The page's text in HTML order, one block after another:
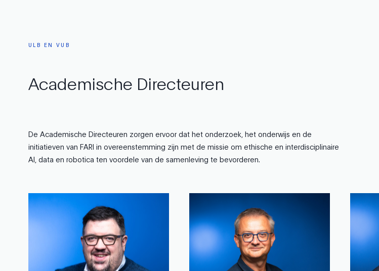
Academische Directeuren
ULB EN VUB
De Academische Directeuren zorgen ervoor dat het onderzoek, het onderwijs en de
initiatieven van FARI in overeenstemming zijn met de missie om ethische en interdisciplinaire
AI, data en robotica ten voordele van de samenleving te bevorderen.